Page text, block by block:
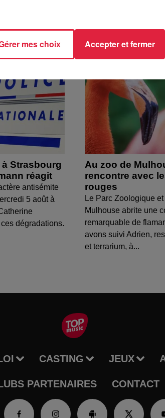
Strasbourg
réagit
antisémite
5 août à
dégradations.
Au zoo de
rencontre avec
rouges
Le Parc Zoologique
Mulhouse abrite une
remarquable de
avons suivi Adrien,
et terrarium, à...
CASTING JEUX
PARTENAIRES CONTACT
mes choix Accepter et fermer